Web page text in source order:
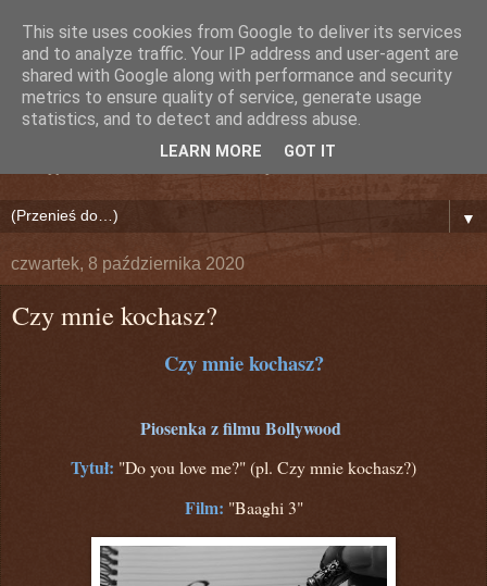
Nieznany Dźwięk (Lily)
Bollywood!
▼
czwartek, 8 października 2020
Czy mnie kochasz?
Czy mnie kochasz?
Piosenka z filmu Bollywood
Tytuł: "Do you love me?" (pl. Czy mnie kochasz?)
Film: "Baaghi 3"
This site uses cookies from Google to deliver its services
and to analyze traffic. Your IP address and user-agent are
shared with Google along with performance and security
metrics to ensure quality of service, generate usage
statistics, and to detect and address abuse.
LEARN MORE GOT IT